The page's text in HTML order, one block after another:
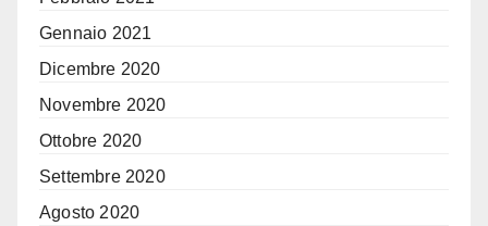
Gennaio 2021
Dicembre 2020
Novembre 2020
Ottobre 2020
Settembre 2020
Agosto 2020